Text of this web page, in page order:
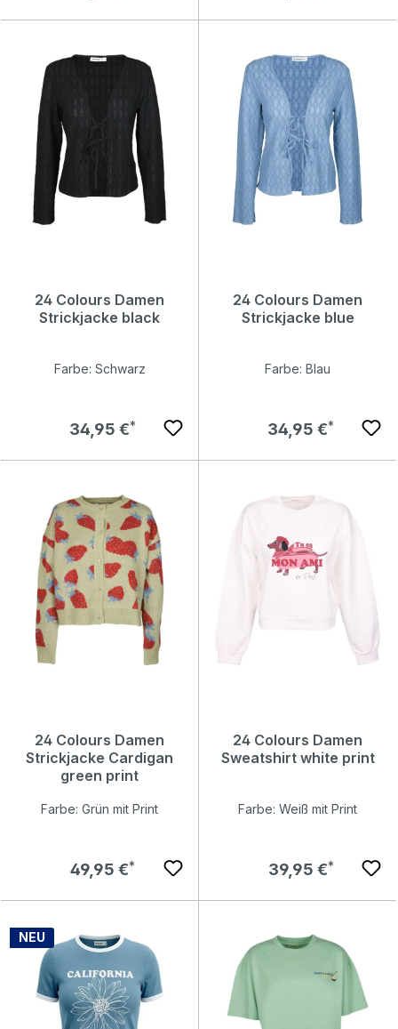
24 Colours Damen
Strickjacke black
Farbe: Schwarz
Regulärer Preis:
34,95 €
24 Colours Damen
Strickjacke blue
Farbe: Blau
Regulärer Preis:
34,95 €
24 Colours Damen
Strickjacke Cardigan
green print
Farbe: Grün mit Print
Regulärer Preis:
49,95 €
24 Colours Damen
Sweatshirt white print
Farbe: Weiß mit Print
Regulärer Preis:
39,95 €
NEU